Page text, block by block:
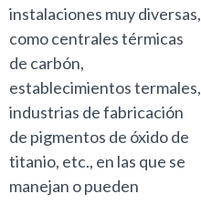
instalaciones muy diversas,
como centrales térmicas
de carbón,
establecimientos termales,
industrias de fabricación
de pigmentos de óxido de
titanio, etc., en las que se
manejan o pueden